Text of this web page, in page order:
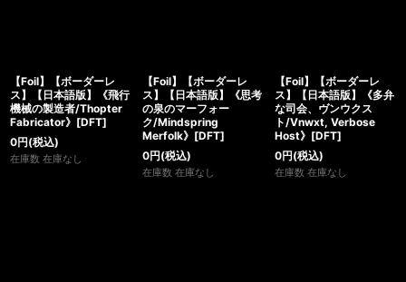
【Foil】【ボーダーレ
ス】【日本語版】《飛行
機械の製造者/Thopter
Fabricator》[DFT]
0円(税込)
在庫数 在庫なし
【Foil】【ボーダーレ
ス】【日本語版】《思考
の泉のマーフォー
ク/Mindspring
Merfolk》[DFT]
0円(税込)
在庫数 在庫なし
【Foil】【ボーダーレ
ス】【日本語版】《多弁
な司会、ヴンウクス
ト/Vnwxt, Verbose
Host》[DFT]
0円(税込)
在庫数 在庫なし